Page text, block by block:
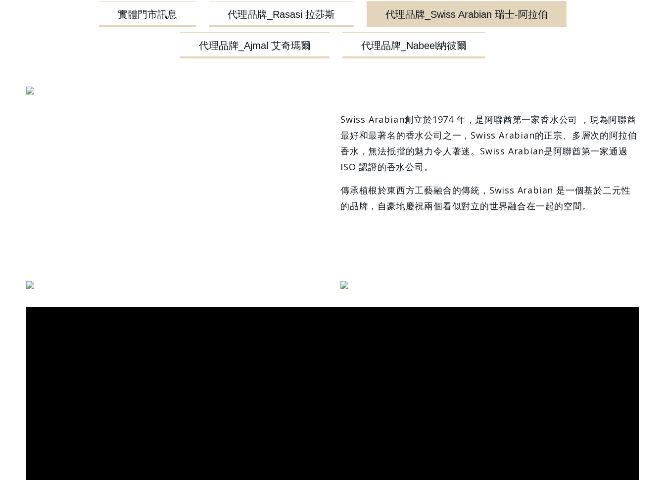
實體門市訊息 代理品牌_Rasasi 拉莎斯 代理品牌_Swiss Arabian 瑞士-阿拉伯
代理品牌_Ajmal 艾奇瑪爾 代理品牌_Nabeel納彼爾
Swiss Arabian創立於1974 年，是阿聯酋第一家香水公司 ，現為阿聯酋
最好和最著名的香水公司之一，Swiss Arabian的正宗、多層次的阿拉伯
香水，無法抵擋的魅力令人著迷。Swiss Arabian是阿聯酋第一家通過
ISO 認證的香水公司。
傳承植根於東西方工藝融合的傳統，Swiss Arabian 是一個基於二元性
的品牌，自豪地慶祝兩個看似對立的世界融合在一起的空間。